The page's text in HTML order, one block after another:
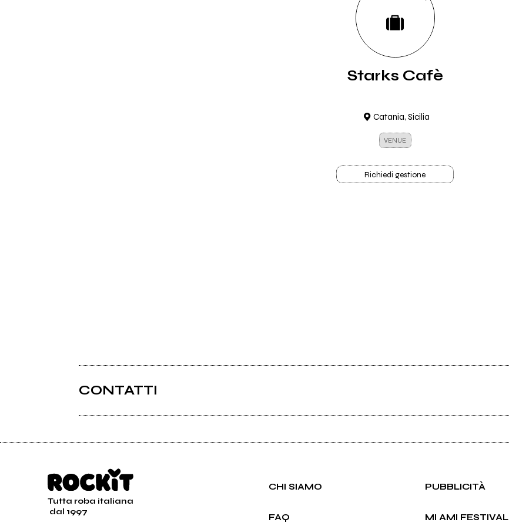
Starks Cafè
Catania, Sicilia
VENUE
Richiedi gestione
CONTATTI
Tutta roba italiana
dal 1997
CHI SIAMO PUBBLICITÀ
FAQ MI AMI FESTIVAL